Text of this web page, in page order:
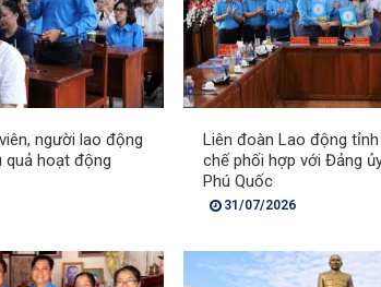
người lao động
quả hoạt động
Liên đoàn Lao động tỉnh
chế phối hợp với Đảng
Phú Quốc
31/07/2026